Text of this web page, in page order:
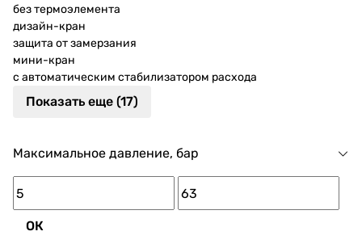
без термоэлемента
дизайн-кран
защита от замерзания
мини-кран
с автоматическим стабилизатором расхода
Показать еще (17)
Максимальное давление, бар
ОК